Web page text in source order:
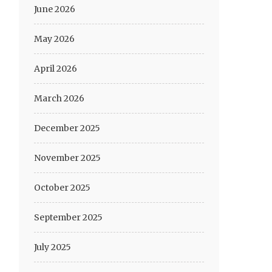
June 2026
May 2026
April 2026
March 2026
December 2025
November 2025
October 2025
September 2025
July 2025